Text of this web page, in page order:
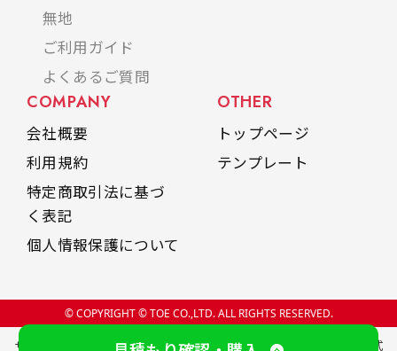
無地
ご利用ガイド
よくあるご質問
COMPANY
会社概要
利用規約
特定商取引法に基づ
く表記
個人情報保護について
OTHER
トップページ
テンプレート
© COPYRIGHT © TOE CO.,LTD. ALL RIGHTS RESERVED.
サイト内の文章、画像、プログラム、製品デザインなどの著作物は株式